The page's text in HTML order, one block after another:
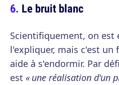
Le bruit blanc
Scientifiquement, on est
l'expliquer, mais c'est un
aide à s'endormir. Par
est « une réalisation d'un